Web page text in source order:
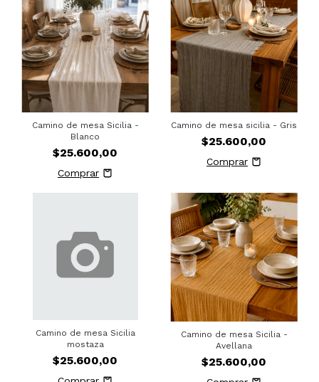
Camino de mesa Sicilia -
Blanco
$25.600,00
Camino de mesa sicilia - Gris
$25.600,00
Camino de mesa Sicilia
mostaza
$25.600,00
Camino de mesa Sicilia -
Avellana
$25.600,00